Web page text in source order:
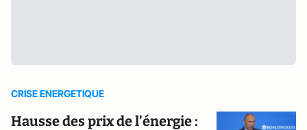
CRISE ENERGETIQUE
Hausse des prix de l’énergie :